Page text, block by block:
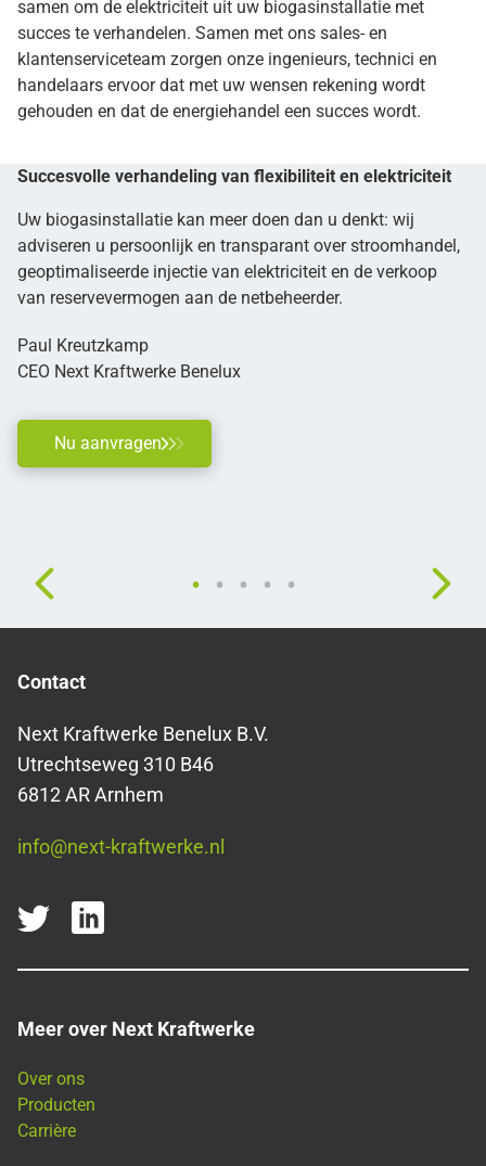
samen om de elektriciteit uit uw biogasinstallatie met
succes te verhandelen. Samen met ons sales- en
klantenserviceteam zorgen onze ingenieurs, technici en
handelaars ervoor dat met uw wensen rekening wordt
gehouden en dat de energiehandel een succes wordt.
Succesvolle verhandeling van flexibiliteit en elektriciteit
Uw biogasinstallatie kan meer doen dan u denkt: wij
adviseren u persoonlijk en transparant over stroomhandel,
geoptimaliseerde injectie van elektriciteit en de verkoop
van reservevermogen aan de netbeheerder.
Paul Kreutzkamp
CEO Next Kraftwerke Benelux
Nu aanvragen
Contact
Next Kraftwerke Benelux B.V.
Utrechtseweg 310 B46
6812 AR Arnhem
info@next-kraftwerke.nl
Meer over Next Kraftwerke
Over ons
Producten
Carrière